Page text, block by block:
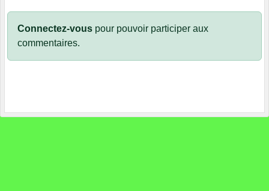
Connectez-vous pour pouvoir participer aux
commentaires.